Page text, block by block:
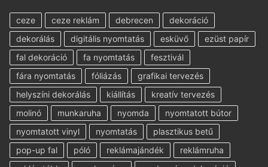
ceze ceze reklám debrecen
dekoráció
dekorálás
digitális nyomtatás esküvő
ezüst papír
fal dekoráció
fa nyomtatás
fesztivál
fára nyomtatás
fóliázás
grafikai tervezés
helyszíni dekorálás
kiállítás
kreatív tervezés
molinó
munkaruha nyomda
nyomtatott bútor
nyomtatott vinyl
nyomtatás
plasztikus betű
pop-up fal
póló reklámajándék
reklámruha